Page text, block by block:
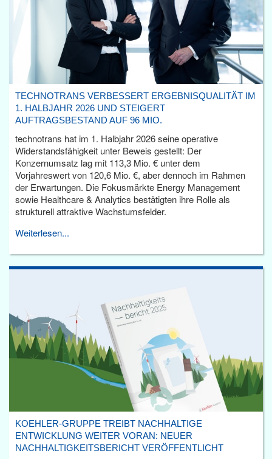
TECHNOTRANS VERBESSERT ERGEBNISQUALITÄT IM
1. HALBJAHR 2026 UND STEIGERT
AUFTRAGSBESTAND AUF 96 MIO.
technotrans hat im 1. Halbjahr 2026 seine operative
Widerstandsfähigkeit unter Beweis gestellt: Der
Konzernumsatz lag mit 113,3 Mio. € unter dem
Vorjahreswert von 120,6 Mio. €, aber dennoch im Rahmen
der Erwartungen. Die Fokusmärkte Energy Management
sowie Healthcare & Analytics bestätigten ihre Rolle als
strukturell attraktive Wachstumsfelder.
Weiterlesen...
KOEHLER-GRUPPE TREIBT NACHHALTIGE
ENTWICKLUNG WEITER VORAN: NEUER
NACHHALTIGKEITSBERICHT VERÖFFENTLICHT